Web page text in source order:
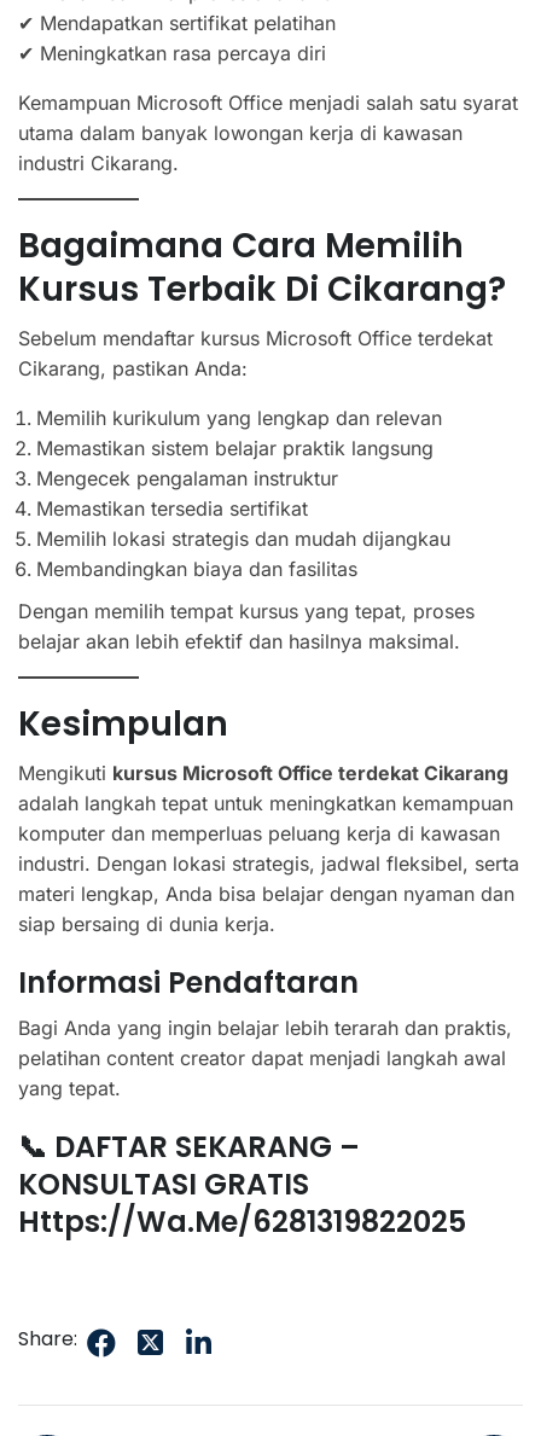
✔ Mendapatkan sertifikat pelatihan
✔ Meningkatkan rasa percaya diri
Kemampuan Microsoft Office menjadi salah satu syarat
utama dalam banyak lowongan kerja di kawasan
industri Cikarang.
Bagaimana Cara Memilih
Kursus Terbaik Di Cikarang?
Sebelum mendaftar kursus Microsoft Office terdekat
Cikarang, pastikan Anda:
Memilih kurikulum yang lengkap dan relevan
Memastikan sistem belajar praktik langsung
Mengecek pengalaman instruktur
Memastikan tersedia sertifikat
Memilih lokasi strategis dan mudah dijangkau
Membandingkan biaya dan fasilitas
Dengan memilih tempat kursus yang tepat, proses
belajar akan lebih efektif dan hasilnya maksimal.
Kesimpulan
Mengikuti kursus Microsoft Office terdekat Cikarang
adalah langkah tepat untuk meningkatkan kemampuan
komputer dan memperluas peluang kerja di kawasan
industri. Dengan lokasi strategis, jadwal fleksibel, serta
materi lengkap, Anda bisa belajar dengan nyaman dan
siap bersaing di dunia kerja.
Informasi Pendaftaran
Bagi Anda yang ingin belajar lebih terarah dan praktis,
pelatihan content creator dapat menjadi langkah awal
yang tepat.
📞 DAFTAR SEKARANG –
KONSULTASI GRATIS
Https://wa.me/6281319822025
Share: